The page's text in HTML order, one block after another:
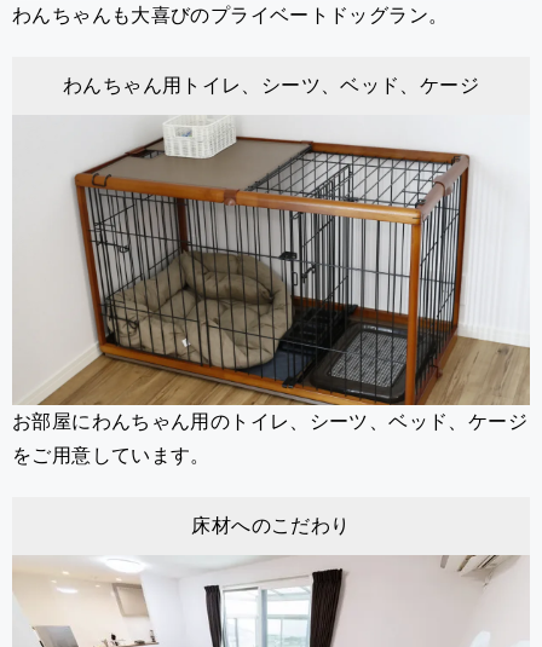
わんちゃんも大喜びのプライベートドッグラン。
わんちゃん用トイレ、シーツ、ベッド、ケージ
お部屋にわんちゃん用のトイレ、シーツ、ベッド、ケージ
をご用意しています。
床材へのこだわり